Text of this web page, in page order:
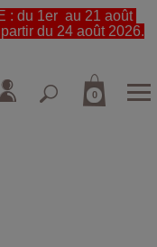
: du 1er au 21 août
du 24 août 2026.
0